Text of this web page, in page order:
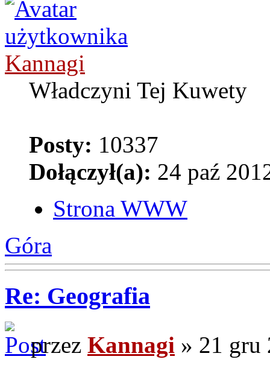
Kannagi
Władczyni Tej Kuwety
Posty: 10337
Dołączył(a): 24 paź
Strona WWW
Góra
Re: Geografia
przez Kannagi » 21 gru